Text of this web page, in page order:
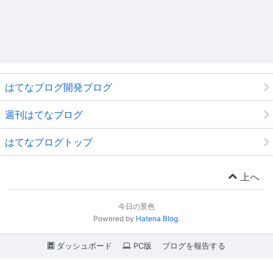
はてなブログ開発ブログ
週刊はてなブログ
はてなブログトップ
上へ
今日の景色
Powered by Hatena Blog.
ダッシュボード PC版 ブログを報告する